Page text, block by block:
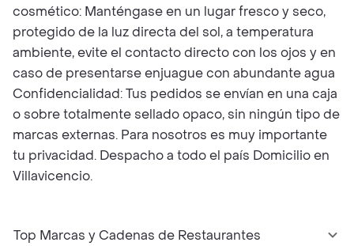
cosmético: Manténgase en un lugar fresco y seco,
protegido de la luz directa del sol, a temperatura
ambiente, evite el contacto directo con los ojos y en
caso de presentarse enjuague con abundante agua
Confidencialidad: Tus pedidos se envían en una caja
o sobre totalmente sellado opaco, sin ningún tipo de
marcas externas. Para nosotros es muy importante
tu privacidad. Despacho a todo el país Domicilio en
Villavicencio.
Top Marcas y Cadenas de Restaurantes